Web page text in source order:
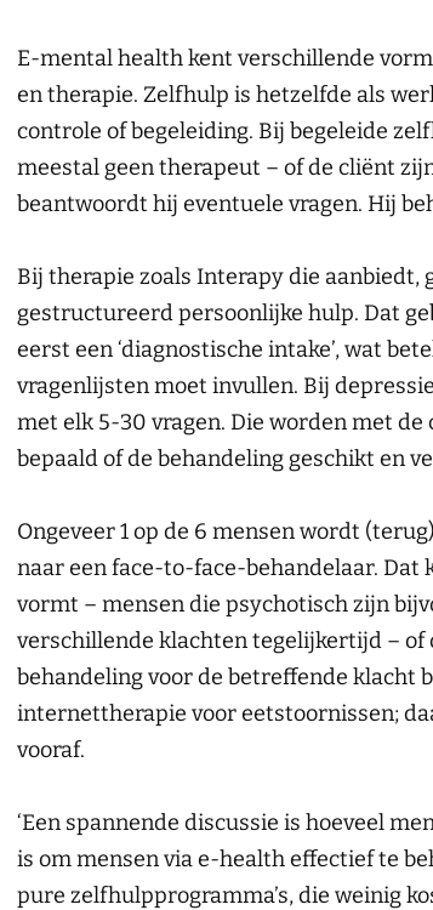
E-mental health kent verschillende
en therapie. Zelfhulp is hetzelfde als
controle of begeleiding. Bij begeleide
meestal geen therapeut – of de cliënt
beantwoordt hij eventuele vragen. Hij
Bij therapie zoals Interapy die aanbiedt,
gestructureerd persoonlijke hulp. Dat
eerst een ‘diagnostische intake’, wat
vragenlijsten moet invullen. Bij
met elk 5-30 vragen. Die worden met
bepaald of de behandeling geschikt en
Ongeveer 1 op de 6 mensen wordt
naar een face-to-face-behandelaar. Dat
vormt – mensen die psychotisch zijn
verschillende klachten tegelijkertijd – of
behandeling voor de betreffende klacht
internettherapie voor eetstoornissen;
vooraf.
‘Een spannende discussie is hoeveel
is om mensen via e-health effectief te
pure zelfhulpprogramma’s, die weinig